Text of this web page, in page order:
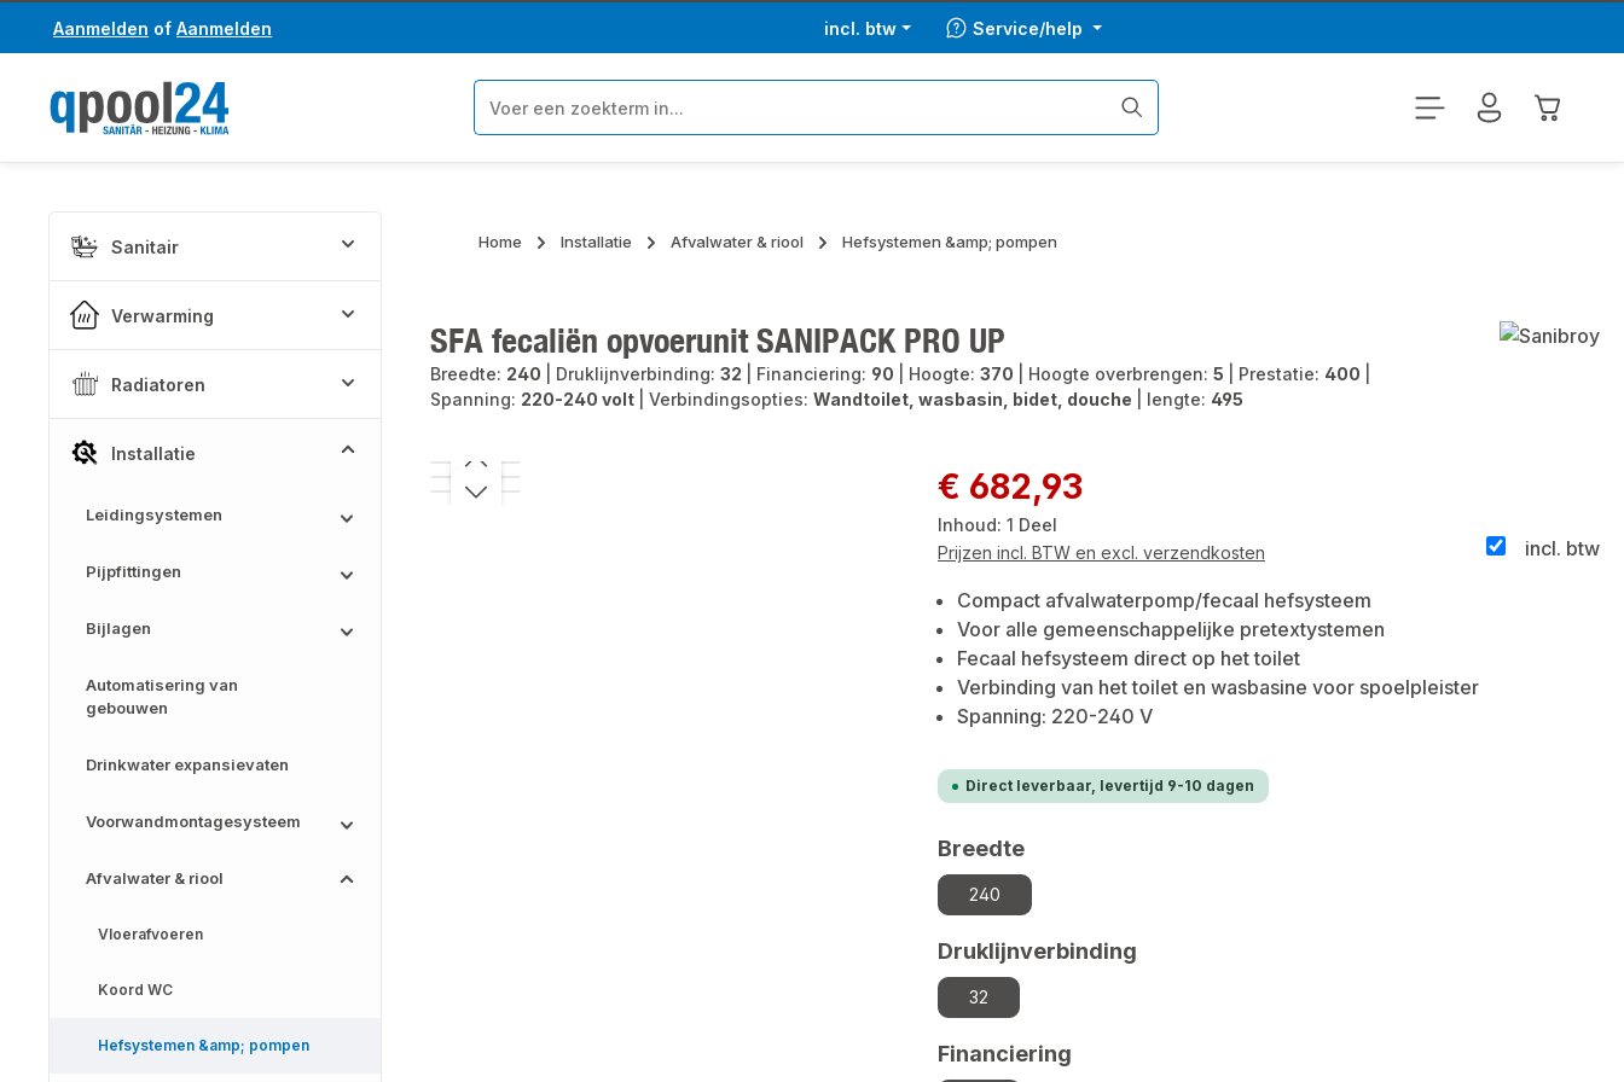
naar de hoofdinhoud
Ga naar de zoekopdracht
Aanmelden of Aanmelden incl. btw Service/help
Sanitair
Verwarming
Radiatoren
Installatie
Leidingsystemen
Pijpfittingen
Bijlagen
Automatisering van
gebouwen
Drinkwater expansievaten
Voorwandmontagesysteem
Afvalwater & riool
Vloerafvoeren
Koord WC
Hefsystemen &amp; pompen
Home Installatie Afvalwater & riool Hefsystemen &amp; pompen
SFA fecaliën opvoerunit SANIPACK PRO UP
Breedte: 240 Druklijnverbinding: 32 Financiering: 90 Hoogte: 370 Hoogte overbrengen: 5 Prestatie: 400
Spanning: 220-240 volt Verbindingsopties: Wandtoilet, wasbasin, bidet, douche lengte: 495
Afbeeldingengalerij overslaan Normale prijs:
€ 682,93
Inhoud: 1 Deel
incl. btw
Prijzen incl. BTW en excl. verzendkosten
Compact afvalwaterpomp/fecaal hefsysteem
Voor alle gemeenschappelijke pretextystemen
Fecaal hefsysteem direct op het toilet
Verbinding van het toilet en wasbasine voor spoelpleister
Spanning: 220-240 V
Direct leverbaar, levertijd 9-10 dagen
Selecteer
Breedte
240
Selecteer
Druklijnverbinding
32
Selecteer
Financiering